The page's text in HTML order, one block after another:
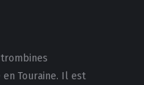
Touraine. Il est